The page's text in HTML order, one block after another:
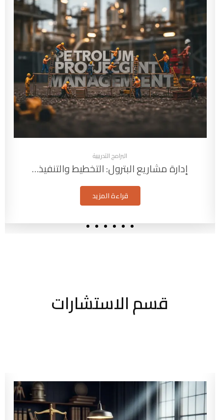
البرامج التدريبية
إدارة مشاريع البترول: التخطيط والتنفيذ…
قراءة المزيد
قسم الاستشارات